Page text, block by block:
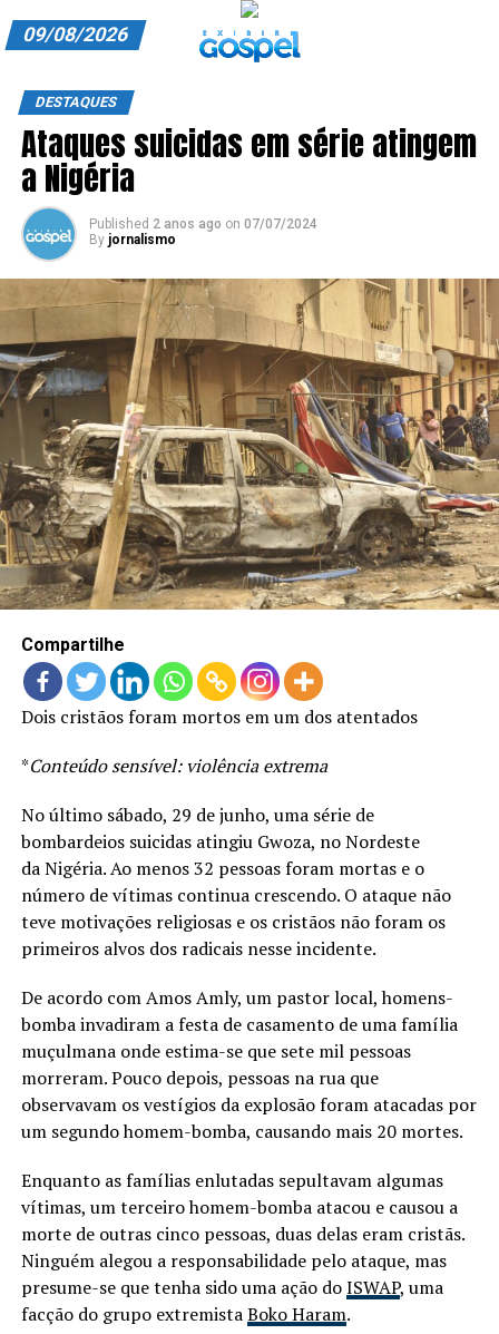
ANUNCIE CONOSCO
ASSINE
CARRINHO
EDITORIAL
EXPEDIENTE
FINALIZAR COMPRA
HOME
LANÇAMENTOS
09/08/2026
DESTAQUES
Ataques suicidas em série atingem
a Nigéria
Published 2 anos ago on 07/07/2024
By jornalismo
Compartilhe
Dois cristãos foram mortos em um dos atentados
*Conteúdo sensível: violência extrema
No último sábado, 29 de junho, uma série de
bombardeios suicidas atingiu Gwoza, no Nordeste
da Nigéria. Ao menos 32 pessoas foram mortas e o
número de vítimas continua crescendo. O ataque não
teve motivações religiosas e os cristãos não foram os
primeiros alvos dos radicais nesse incidente.
De acordo com Amos Amly, um pastor local, homens-
bomba invadiram a festa de casamento de uma família
muçulmana onde estima-se que sete mil pessoas
morreram. Pouco depois, pessoas na rua que
observavam os vestígios da explosão foram atacadas por
um segundo homem-bomba, causando mais 20 mortes.
Enquanto as famílias enlutadas sepultavam algumas
vítimas, um terceiro homem-bomba atacou e causou a
morte de outras cinco pessoas, duas delas eram cristãs.
Ninguém alegou a responsabilidade pelo ataque, mas
presume-se que tenha sido uma ação doISWAP, uma
facção do grupo extremistaBoko Haram.